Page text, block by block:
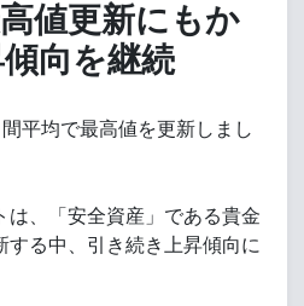
値更新にもか
向を継続
平均で最高値を更新しまし
は、「安全資産」である貴金
する中、引き続き上昇傾向に